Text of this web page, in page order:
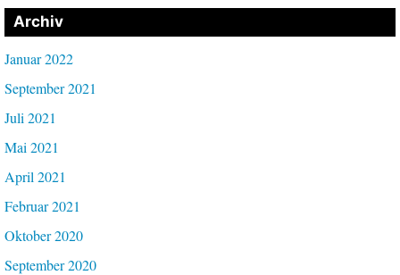
Archiv
Januar 2022
September 2021
Juli 2021
Mai 2021
April 2021
Februar 2021
Oktober 2020
September 2020